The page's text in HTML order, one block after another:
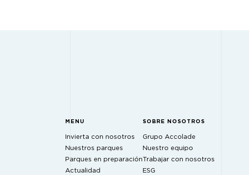
MENU
Invierta con nosotros
Nuestros parques
Parques en preparación
Actualidad
SOBRE NOSOTROS
Grupo Accolade
Nuestro equipo
Trabajar con nosotros
ESG